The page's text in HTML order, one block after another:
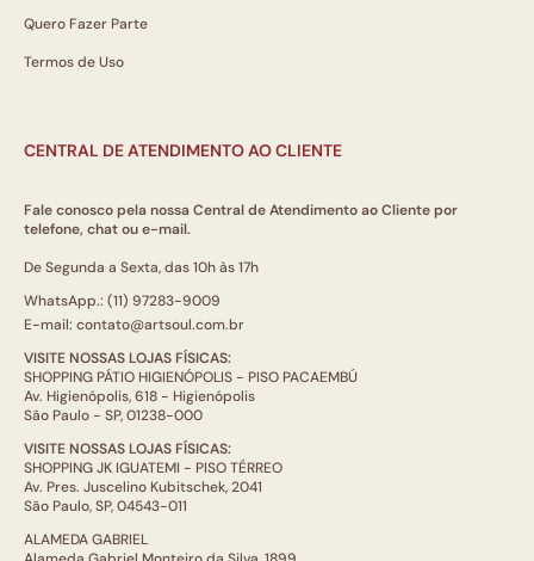
Quero Fazer Parte
Termos de Uso
CENTRAL DE ATENDIMENTO AO CLIENTE
Fale conosco pela nossa Central de Atendimento ao Cliente por
telefone, chat ou e-mail.
De Segunda a Sexta, das 10h às 17h
WhatsApp.: (11) 97283-9009
E-mail: contato@artsoul.com.br
VISITE NOSSAS LOJAS FÍSICAS:
SHOPPING PÁTIO HIGIENÓPOLIS - PISO PACAEMBÚ
Av. Higienópolis, 618 - Higienópolis
São Paulo - SP, 01238-000
VISITE NOSSAS LOJAS FÍSICAS:
SHOPPING JK IGUATEMI - PISO TÉRREO
Av. Pres. Juscelino Kubitschek, 2041
São Paulo, SP, 04543-011
ALAMEDA GABRIEL